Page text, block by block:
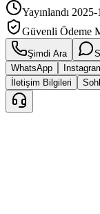
Yayınlandı 2025-
Güvenli Ödeme
Şimdi Ara
WhatsApp
İletişim Bilgileri